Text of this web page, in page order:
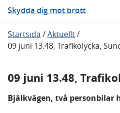
Skydda dig mot brott
Startsida /Aktuellt/
09 juni 13.48, Trafikolycka,
09 juni 13.48,
Bjälkvägen, två personbilar